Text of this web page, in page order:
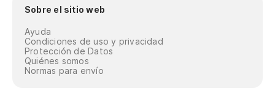
Sobre el sitio web
Ayuda
Condiciones de uso y privacidad
Protección de Datos
Quiénes somos
Normas para envío